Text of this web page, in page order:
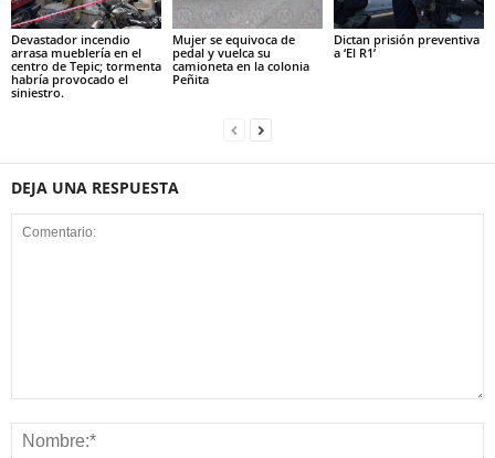
Devastador incendio
arrasa mueblería en el
centro de Tepic; tormenta
habría provocado el
siniestro.
Mujer se equivoca de
pedal y vuelca su
camioneta en la colonia
Peñita
Dictan prisión preventiva
a ‘El R1’
DEJA UNA RESPUESTA